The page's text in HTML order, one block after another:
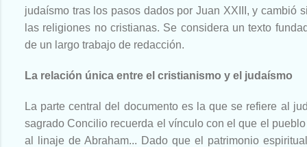
judaísmo tras los pasos dados por Juan XXIII, y cambió
las religiones no cristianas. Se considera un texto
de un largo trabajo de redacción.
La relación única entre el cristianismo y el judaísmo
La parte central del documento es la que se refiere al
sagrado Concilio recuerda el vínculo con el que el
al linaje de Abraham... Dado que el patrimonio